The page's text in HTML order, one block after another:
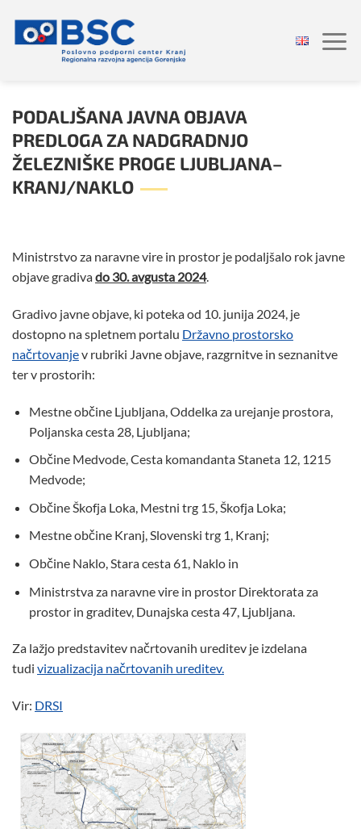
vsebino
PODALJŠANA JAVNA OBJAVA
PREDLOGA ZA NADGRADNJO
ŽELEZNIŠKE PROGE LJUBLJANA–
KRANJ/NAKLO
Ministrstvo za naravne vire in prostor je podaljšalo rok javne
objave gradivado 30. avgusta 2024.
Gradivo javne objave, ki poteka od 10. junija 2024, je
dostopno na spletnem portalu Državno prostorsko
načrtovanjev rubriki Javne objave, razgrnitve in seznanitve
ter v prostorih:
Mestne občine Ljubljana, Oddelka za urejanje prostora,
Poljanska cesta 28, Ljubljana;
Občine Medvode, Cesta komandanta Staneta 12, 1215
Medvode;
Občine Škofja Loka, Mestni trg 15, Škofja Loka;
Mestne občine Kranj, Slovenski trg 1, Kranj;
Občine Naklo, Stara cesta 61, Naklo in
Ministrstva za naravne vire in prostor Direktorata za
prostor in graditev, Dunajska cesta 47, Ljubljana.
Za lažjo predstavitev načrtovanih ureditev je izdelana
tudi vizualizacija načrtovanih ureditev.
Vir: DRSI